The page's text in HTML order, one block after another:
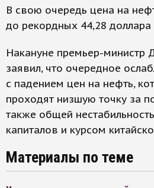
В свою очередь цена на
до рекордных 44,28 доллара
Накануне премьер-министр
заявил, что очередное
с падением цен на нефть,
проходят низшую точку за
также общей
капиталов и курсом
Материалы по теме